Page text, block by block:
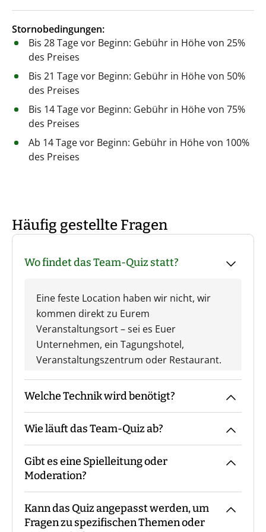
Stornobedingungen:
Bis 28 Tage vor Beginn: Gebühr in Höhe von 25%
des Preises
Bis 21 Tage vor Beginn: Gebühr in Höhe von 50%
des Preises
Bis 14 Tage vor Beginn: Gebühr in Höhe von 75%
des Preises
Ab 14 Tage vor Beginn: Gebühr in Höhe von 100%
des Preises
Häufig gestellte Fragen
Wo findet das Team-Quiz statt?
Eine feste Location haben wir nicht, wir
kommen direkt zu Eurem
Veranstaltungsort – sei es Euer
Unternehmen, ein Tagungshotel,
Veranstaltungszentrum oder Restaurant.
Welche Technik wird benötigt?
Wir benötigen einen Raum mit Beamer
und Leinwand oder einem großen
Bildschirm.
Wie läuft das Team-Quiz ab?
Der Moderator kommt mit den Materialien
zum vereinbarten Treffpunkt, macht die
Begrüßung sowie ggf. die
Gruppeneinteilung. Danach erfolgt eine
Einweisung in Materialien und Ablauf,
Gibt es eine Spielleitung oder
Moderation?
Bei unserem Team-Quiz sind - je nach
Teilnehmerzahl - immer ein oder mehrere
Kann das Quiz angepasst werden, um
Fragen zu spezifischen Themen oder